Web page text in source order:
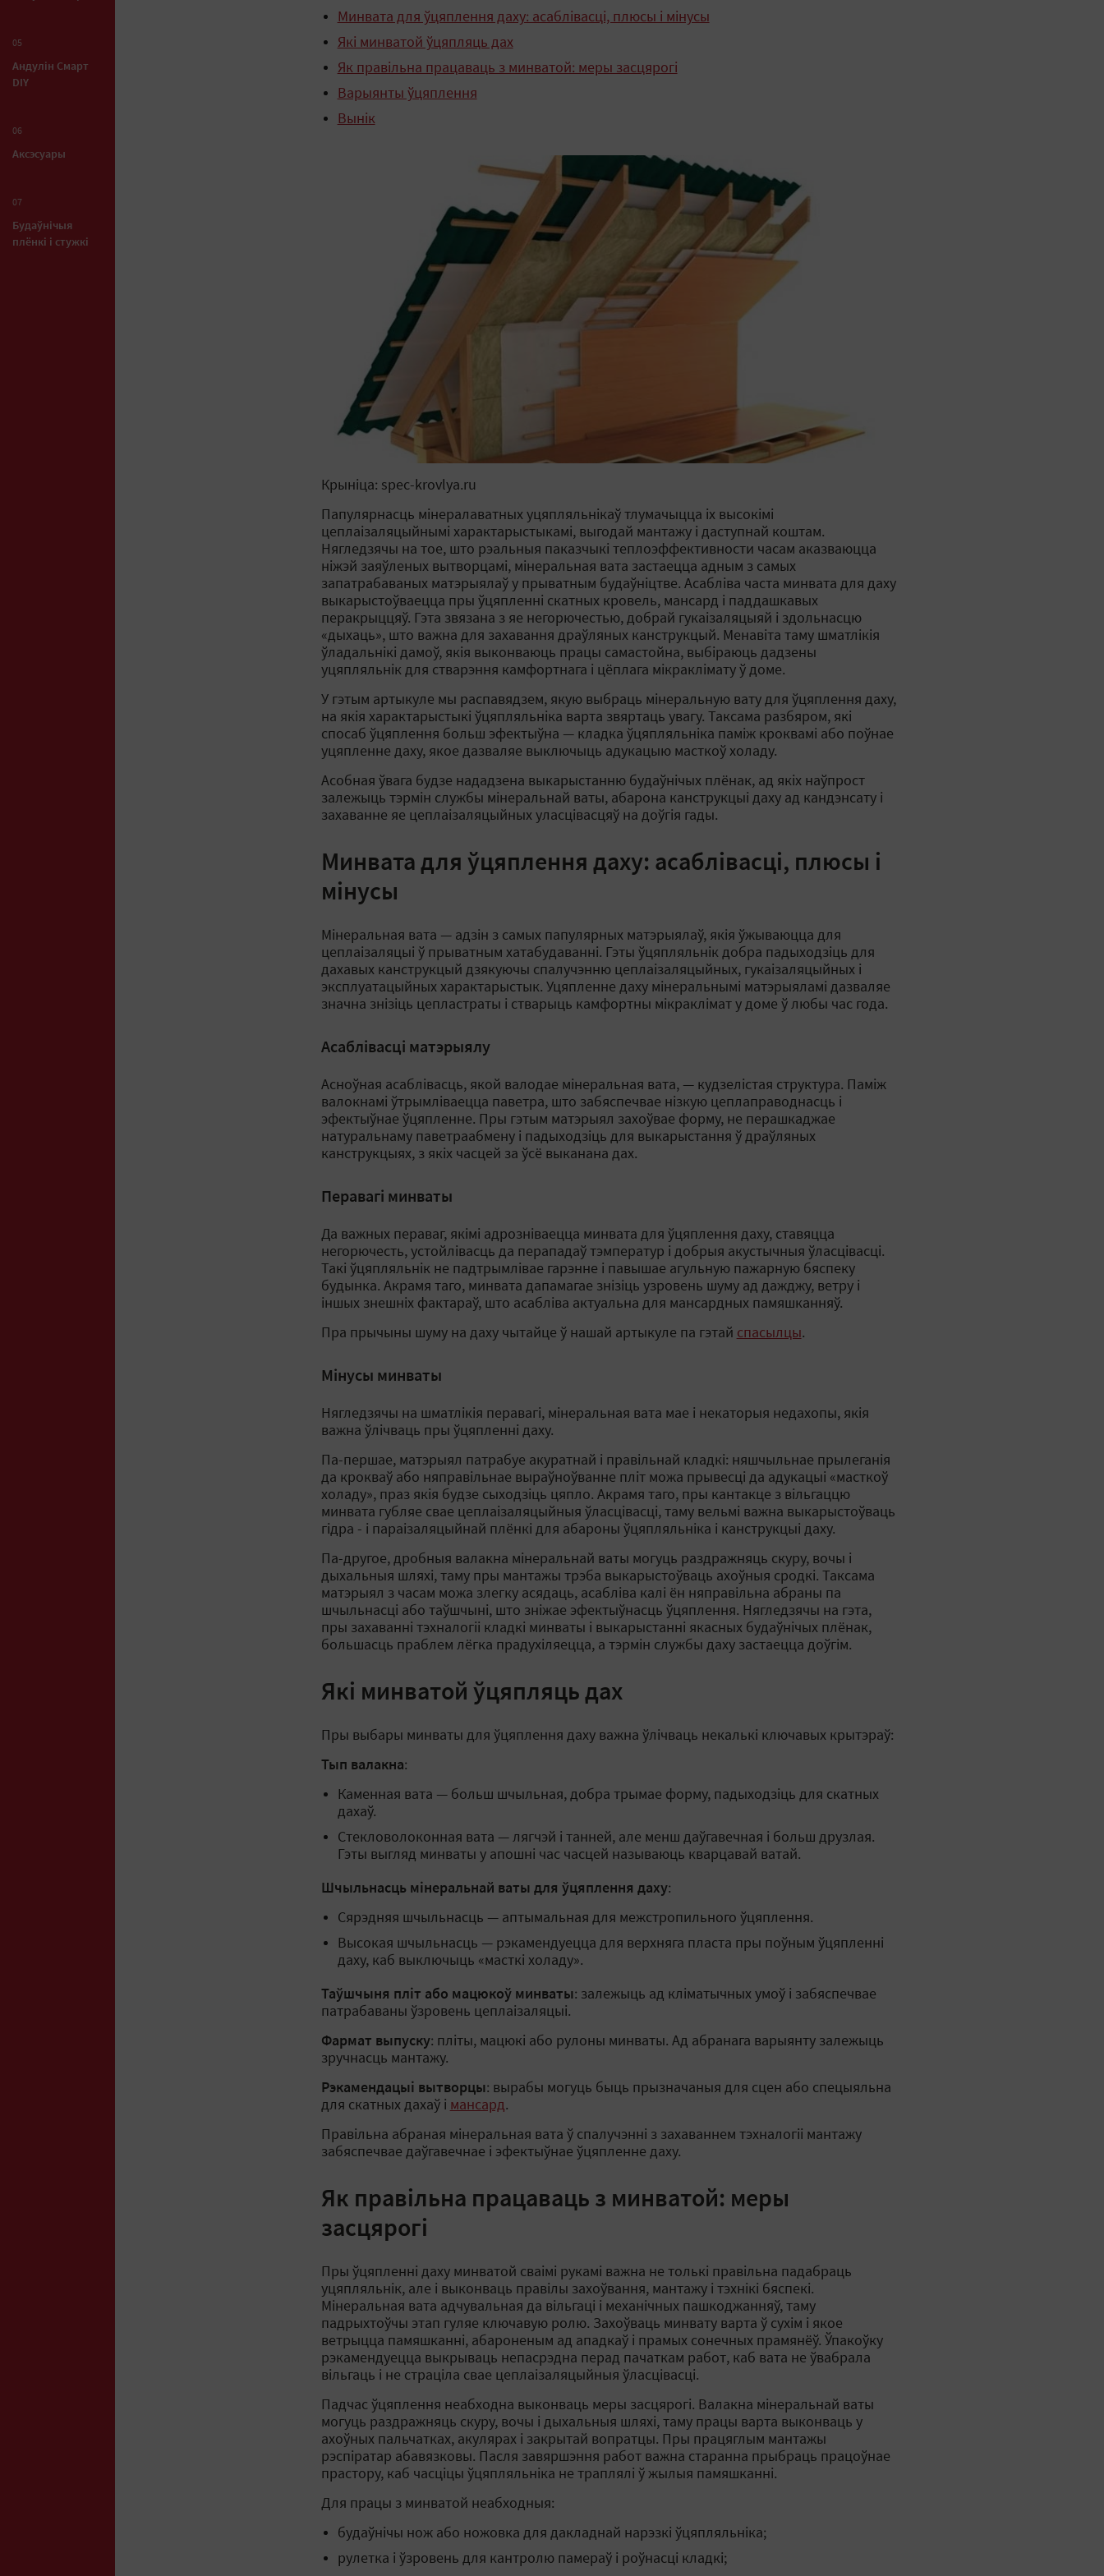
05
Андулiн Смарт
DIY
06
Аксэсуары
07
Будаўнічыя
плёнкі і стужкі
Минвата для ўцяплення даху: асаблівасці, плюсы і мінусы
Які минватой ўцяпляць дах
Як правільна працаваць з минватой: меры засцярогі
Варыянты ўцяплення
Вынік
Крыніца: spec-krovlya.ru
Папулярнасць мінералаватных уцяпляльнікаў тлумачыцца іх высокімі
цеплаізаляцыйнымі характарыстыкамі, выгодай мантажу і даступнай коштам.
Нягледзячы на тое, што рэальныя паказчыкі теплоэффективности часам аказваюцца
ніжэй заяўленых вытворцамі, мінеральная вата застаецца адным з самых
запатрабаваных матэрыялаў у прыватным будаўніцтве. Асабліва часта минвата для даху
выкарыстоўваецца пры ўцяпленні скатных кровель, мансард і паддашкавых
перакрыццяў. Гэта звязана з яе негорючестью, добрай гукаізаляцыяй і здольнасцю
«дыхаць», што важна для захавання драўляных канструкцый. Менавіта таму шматлікія
ўладальнікі дамоў, якія выконваюць працы самастойна, выбіраюць дадзены
уцяпляльнік для стварэння камфортнага і цёплага мікраклімату ў доме.
У гэтым артыкуле мы распавядзем, якую выбраць мінеральную вату для ўцяплення даху,
на якія характарыстыкі ўцяпляльніка варта звяртаць увагу. Таксама разбяром, які
спосаб ўцяплення больш эфектыўна — кладка ўцяпляльніка паміж кроквамі або поўнае
уцяпленне даху, якое дазваляе выключыць адукацыю масткоў холаду.
Асобная ўвага будзе нададзена выкарыстанню будаўнічых плёнак, ад якіх наўпрост
залежыць тэрмін службы мінеральнай ваты, абарона канструкцыі даху ад кандэнсату і
захаванне яе цеплаізаляцыйных уласцівасцяў на доўгія гады.
Минвата для ўцяплення даху: асаблівасці, плюсы і
мінусы
Мінеральная вата — адзін з самых папулярных матэрыялаў, якія ўжываюцца для
цеплаізаляцыі ў прыватным хатабудаванні. Гэты ўцяпляльнік добра падыходзіць для
дахавых канструкцый дзякуючы спалучэнню цеплаізаляцыйных, гукаізаляцыйных і
эксплуатацыйных характарыстык. Уцяпленне даху мінеральнымі матэрыяламі дазваляе
значна знізіць цепластраты і стварыць камфортны мікраклімат у доме ў любы час года.
Асаблівасці матэрыялу
Асноўная асаблівасць, якой валодае мінеральная вата, — кудзелістая структура. Паміж
валокнамі ўтрымліваецца паветра, што забяспечвае нізкую цеплаправоднасць і
эфектыўнае ўцяпленне. Пры гэтым матэрыял захоўвае форму, не перашкаджае
натуральнаму паветраабмену і падыходзіць для выкарыстання ў драўляных
канструкцыях, з якіх часцей за ўсё выканана дах.
Перавагі минваты
Да важных пераваг, якімі адрозніваецца минвата для ўцяплення даху, ставяцца
негорючесть, устойлівасць да перападаў тэмператур і добрыя акустычныя ўласцівасці.
Такі ўцяпляльнік не падтрымлівае гарэнне і павышае агульную пажарную бяспеку
будынка. Акрамя таго, минвата дапамагае знізіць узровень шуму ад дажджу, ветру і
іншых знешніх фактараў, што асабліва актуальна для мансардных памяшканняў.
Пра прычыны шуму на даху чытайце ў нашай артыкуле па гэтай спасылцы.
Мінусы минваты
Нягледзячы на шматлікія перавагі, мінеральная вата мае і некаторыя недахопы, якія
важна ўлічваць пры ўцяпленні даху.
Па-першае, матэрыял патрабуе акуратнай і правільнай кладкі: няшчыльнае прылеганія
да крокваў або няправільнае выраўноўванне пліт можа прывесці да адукацыі «масткоў
холаду», праз якія будзе сыходзіць цяпло. Акрамя таго, пры кантакце з вільгаццю
минвата губляе свае цеплаізаляцыйныя ўласцівасці, таму вельмі важна выкарыстоўваць
гідра - і параізаляцыйнай плёнкі для абароны ўцяпляльніка і канструкцыі даху.
Па-другое, дробныя валакна мінеральнай ваты могуць раздражняць скуру, вочы і
дыхальныя шляхі, таму пры мантажы трэба выкарыстоўваць ахоўныя сродкі. Таксама
матэрыял з часам можа злегку асядаць, асабліва калі ён няправільна абраны па
шчыльнасці або таўшчыні, што зніжае эфектыўнасць ўцяплення. Нягледзячы на гэта,
пры захаванні тэхналогіі кладкі минваты і выкарыстанні якасных будаўнічых плёнак,
большасць праблем лёгка прадухіляецца, а тэрмін службы даху застаецца доўгім.
Які минватой ўцяпляць дах
Пры выбары минваты для ўцяплення даху важна ўлічваць некалькі ключавых крытэраў:
Тып валакна:
Каменная вата — больш шчыльная, добра трымае форму, падыходзіць для скатных
дахаў.
Стекловолоконная вата — лягчэй і танней, але менш даўгавечная і больш друзлая.
Гэты выгляд минваты у апошні час часцей называюць кварцавай ватай.
Шчыльнасць мінеральнай ваты для ўцяплення даху:
Сярэдняя шчыльнасць — аптымальная для межстропильного ўцяплення.
Высокая шчыльнасць — рэкамендуецца для верхняга пласта пры поўным ўцяпленні
даху, каб выключыць «масткі холаду».
Таўшчыня пліт або мацюкоў минваты: залежыць ад кліматычных умоў і забяспечвае
патрабаваны ўзровень цеплаізаляцыі.
Фармат выпуску: пліты, мацюкі або рулоны минваты. Ад абранага варыянту залежыць
зручнасць мантажу.
Рэкамендацыі вытворцы: вырабы могуць быць прызначаныя для сцен або спецыяльна
для скатных дахаў і мансард.
Правільна абраная мінеральная вата ў спалучэнні з захаваннем тэхналогіі мантажу
забяспечвае даўгавечнае і эфектыўнае ўцяпленне даху.
Як правільна працаваць з минватой: меры
засцярогі
Пры ўцяпленні даху минватой сваімі рукамі важна не толькі правільна падабраць
уцяпляльнік, але і выконваць правілы захоўвання, мантажу і тэхнікі бяспекі.
Мінеральная вата адчувальная да вільгаці і механічных пашкоджанняў, таму
падрыхтоўчы этап гуляе ключавую ролю. Захоўваць минвату варта ў сухім і якое
ветрыцца памяшканні, абароненым ад ападкаў і прамых сонечных прамянёў. Ўпакоўку
рэкамендуецца выкрываць непасрэдна перад пачаткам работ, каб вата не ўвабрала
вільгаць і не страціла свае цеплаізаляцыйныя ўласцівасці.
Падчас ўцяплення неабходна выконваць меры засцярогі. Валакна мінеральнай ваты
могуць раздражняць скуру, вочы і дыхальныя шляхі, таму працы варта выконваць у
ахоўных пальчатках, акулярах і закрытай вопратцы. Пры працяглым мантажы
рэспіратар абавязковы. Пасля завяршэння работ важна старанна прыбраць працоўнае
прастору, каб часціцы ўцяпляльніка не траплялі ў жылыя памяшканні.
Для працы з минватой неабходныя:
будаўнічы нож або ножовка для дакладнай нарэзкі ўцяпляльніка;
рулетка і ўзровень для кантролю памераў і роўнасці кладкі;